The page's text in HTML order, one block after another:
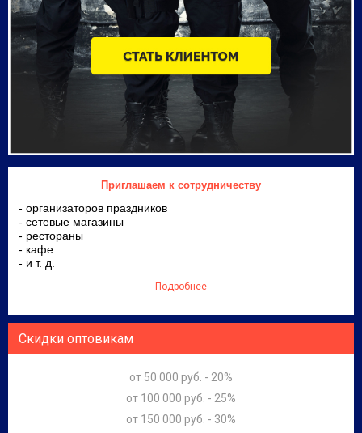
Приглашаем к сотрудничеству
- организаторов праздников
- сетевые магазины
- рестораны
- кафе
- и т. д.
Подробнее
Скидки оптовикам
от 50 000 руб. - 20%
от 100 000 руб. - 25%
от 150 000 руб. - 30%